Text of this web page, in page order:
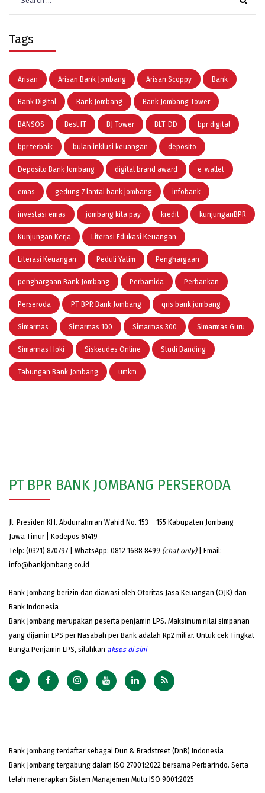
for:
Tags
Arisan Arisan Bank Jombang Arisan Scoppy Bank
Bank Digital Bank Jombang Bank Jombang Tower
BANSOS Best IT BJ Tower BLT-DD bpr digital
bpr terbaik bulan inklusi keuangan deposito
Deposito Bank Jombang digital brand award e-wallet
emas gedung 7 lantai bank jombang infobank
investasi emas jombang kita pay kredit kunjunganBPR
Kunjungan Kerja Literasi Edukasi Keuangan
Literasi Keuangan Peduli Yatim Penghargaan
penghargaan Bank Jombang Perbamida Perbankan
Perseroda PT BPR Bank Jombang qris bank jombang
Simarmas Simarmas 100 Simarmas 300 Simarmas Guru
Simarmas Hoki Siskeudes Online Studi Banding
Tabungan Bank Jombang umkm
PT BPR BANK JOMBANG PERSERODA
Jl. Presiden KH. Abdurrahman Wahid No. 153 – 155 Kabupaten Jombang –
Jawa Timur | Kodepos 61419
Telp: (0321) 870797 | WhatsApp: 0812 1688 8499 (chat only)| Email:
info@bankjombang.co.id
Bank Jombang berizin dan diawasi oleh Otoritas Jasa Keuangan (OJK) dan
Bank Indonesia
Bank Jombang merupakan peserta penjamin LPS. Maksimum nilai simpanan
yang dijamin LPS per Nasabah per Bank adalah Rp2 miliar. Untuk cek Tingkat
Bunga Penjamin LPS, silahkan akses di sini
Bank Jombang terdaftar sebagai Dun & Bradstreet (DnB) Indonesia
Bank Jombang tergabung dalam ISO 27001:2022 bersama Perbarindo. Serta
telah menerapkan Sistem Manajemen Mutu ISO 9001:2025